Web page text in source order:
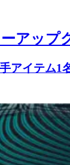
アップ
アイテム1